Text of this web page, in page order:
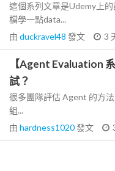
這個系列文章是Udemy上
檔學一點data...
由 duckravel48 發文 3
【Agent Evaluation
試？
很多團隊評估 Agent 的方
組...
由 hardness1020發文